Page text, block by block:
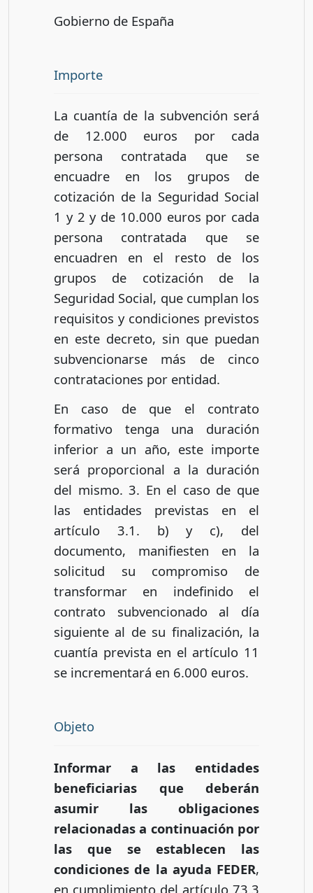
Gobierno de España
Importe
La cuantía de la subvención será
de 12.000 euros por cada
persona contratada que se
encuadre en los grupos de
cotización de la Seguridad Social
1 y 2 y de 10.000 euros por cada
persona contratada que se
encuadren en el resto de los
grupos de cotización de la
Seguridad Social, que cumplan los
requisitos y condiciones previstos
en este decreto, sin que puedan
subvencionarse más de cinco
contrataciones por entidad.
En caso de que el contrato
formativo tenga una duración
inferior a un año, este importe
será proporcional a la duración
del mismo. 3. En el caso de que
las entidades previstas en el
artículo 3.1. b) y c), del
documento, manifiesten en la
solicitud su compromiso de
transformar en indefinido el
contrato subvencionado al día
siguiente al de su finalización, la
cuantía prevista en el artículo 11
se incrementará en 6.000 euros.
Objeto
Informar a las entidades
beneficiarias que deberán
asumir las obligaciones
relacionadas a continuación por
las que se establecen las
condiciones de la ayuda FEDER,
en cumplimiento del artículo 73.3